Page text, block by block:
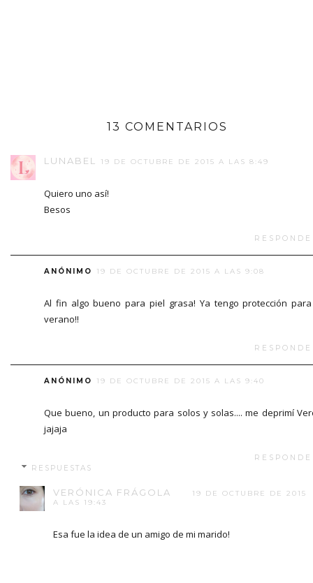
13 COMENTARIOS
LUNABEL 19 DE OCTUBRE DE 2015 A LAS 8:49
Quiero uno así!
Besos
ANÓNIMO 19 DE OCTUBRE DE 2015 A LAS 9:08
Al fin algo bueno para piel grasa! Ya tengo protección
verano!!
ANÓNIMO 19 DE OCTUBRE DE 2015 A LAS 9:40
Que bueno, un producto para solos y solas.... me deprimí
jajaja
RESPUESTAS
VERÓNICA FRÁGOLA
19 DE OCTUBRE DE 2015
A LAS 19:43
Esa fue la idea de un amigo de mi marido!